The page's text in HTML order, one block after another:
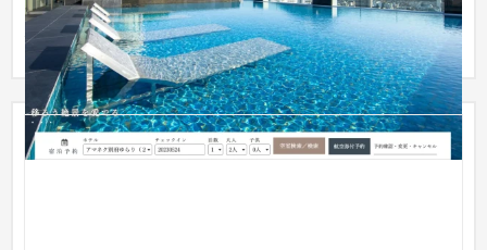
当ホテルでは、ルームキーが、別府の街で食事をする際の食事
券がチ...